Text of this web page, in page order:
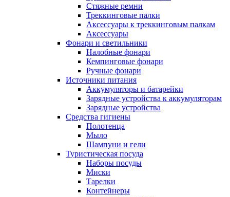
Стяжные ремни
Треккинговые палки
Аксессуары к треккинговым палкам
Аксессуары
Фонари и светильники
Налобные фонари
Кемпинговые фонари
Ручные фонари
Источники питания
Аккумуляторы и батарейки
Зарядные устройства к аккумуляторам
Зарядные устройства
Средства гигиены
Полотенца
Мыло
Шампуни и гели
Туристическая посуда
Наборы посуды
Миски
Тарелки
Контейнеры